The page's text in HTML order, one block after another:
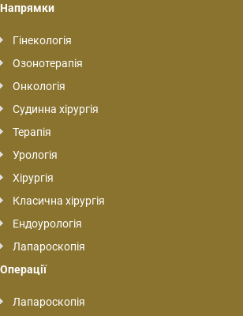
Напрямки
Гінекологія
Озонотерапія
Онкологія
Судинна хірургія
Терапія
Урологія
Хірургія
Класична хірургія
Ендоурологія
Лапароскопія
Операції
Лапароскопія